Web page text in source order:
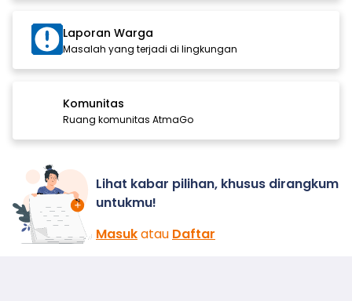
Laporan Warga
Masalah yang terjadi di lingkungan
Komunitas
Ruang komunitas AtmaGo
Lihat kabar pilihan, khusus dirangkum
untukmu!
Masukatau Daftar